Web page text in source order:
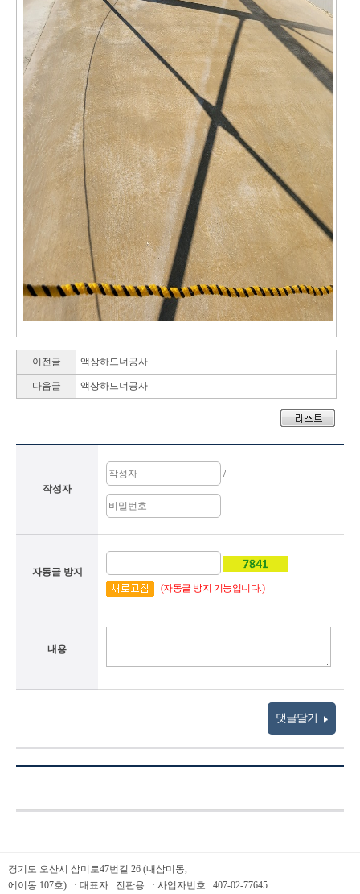
이전글 액상하드너공사
다음글 액상하드너공사
작성자
/
자동글 방지
(자동글 방지 기능입니다.)
내용
댓글달기
경기도 오산시 삼미로47번길 26 (내삼미동,
에이동 107호) · 대표자 : 진판용 · 사업자번호 : 407-02-77645